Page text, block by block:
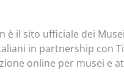
è il sito ufficiale dei
in partnership con
online per musei e